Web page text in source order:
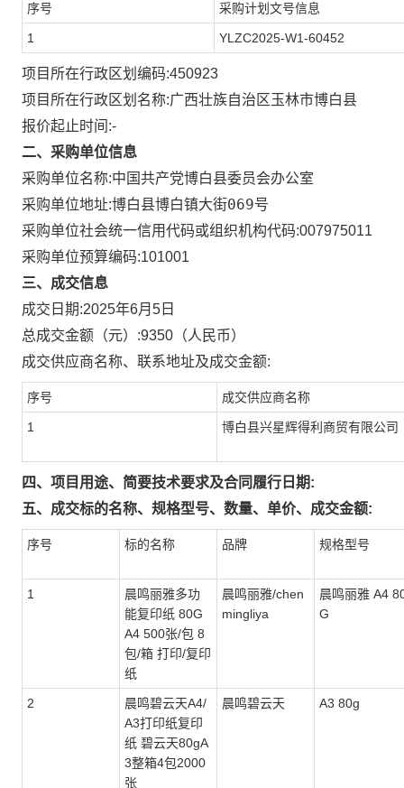
序号 采购计划文号信息
1 YLZC2025-W1-60452
项目所在行政区划编码:450923
项目所在行政区划名称:广西壮族自治区玉林市博白县
报价起止时间:-
二、采购单位信息
采购单位名称:中国共产党博白县委员会办公室
采购单位地址:博白县博白镇大街069号
采购单位社会统一信用代码或组织机构代码:007975011
采购单位预算编码:101001
三、成交信息
成交日期:2025年6月5日
总成交金额（元）:9350 （人民币）
成交供应商名称、联系地址及成交金额:
序号 成交供应商名称
1 博白县兴星辉得利商贸有限公司
四、项目用途、简要技术要求及合同履行日期:
五、成交标的名称、规格型号、数量、单价、成交金额:
序号 标的名称 品牌 规格型号
1
晨鸣丽雅多功
能复印纸 80G
A4 500张/包 8
包/箱 打印/复印
纸
晨鸣丽雅/chen
mingliya
晨鸣丽雅 A4
G
2
晨鸣碧云天A4/
A3打印纸复印
纸 碧云天80gA
3整箱4包2000
张
晨鸣碧云天 A3 80g